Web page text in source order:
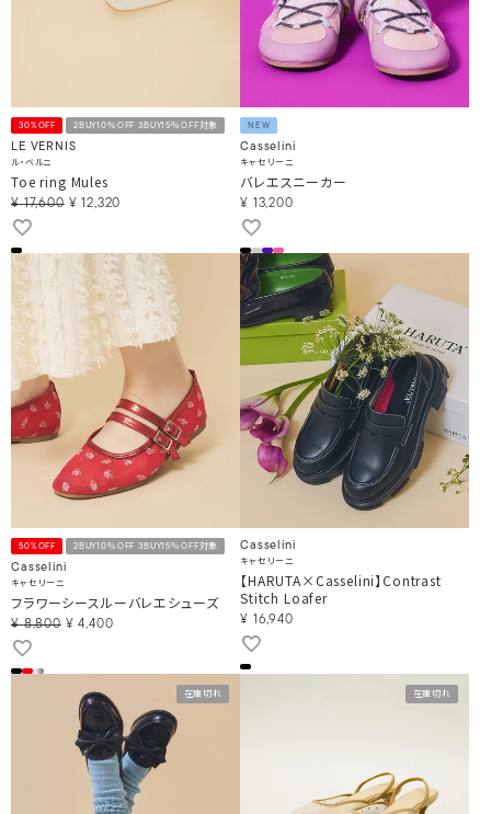
30%OFF 2BUY10％OFF 3BUY15％OFF対象
LE VERNIS
ル・ベルニ
Toe ring Mules
¥ 17,600 ¥ 12,320
NEW
Casselini
キャセリーニ
バレエスニーカー
¥ 13,200
50%OFF 2BUY10％OFF 3BUY15％OFF対象
Casselini
キャセリーニ
フラワーシースルーバレエシューズ
¥ 8,800 ¥ 4,400
Casselini
キャセリーニ
【HARUTA×Casselini】Contrast
Stitch Loafer
¥ 16,940
在庫切れ 在庫切れ